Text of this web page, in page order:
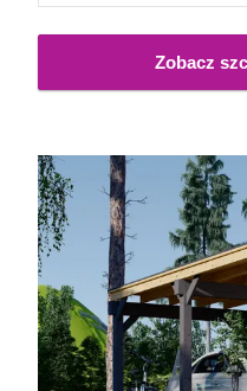
sprawdzą się na opony,
praktycznie dwa
Zobacz